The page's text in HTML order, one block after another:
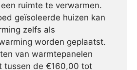
ruimte te verwarmen.
geïsoleerde huizen kan
zelfs als
worden geplaatst.
van warmtepanelen
tussen de €160,00 tot